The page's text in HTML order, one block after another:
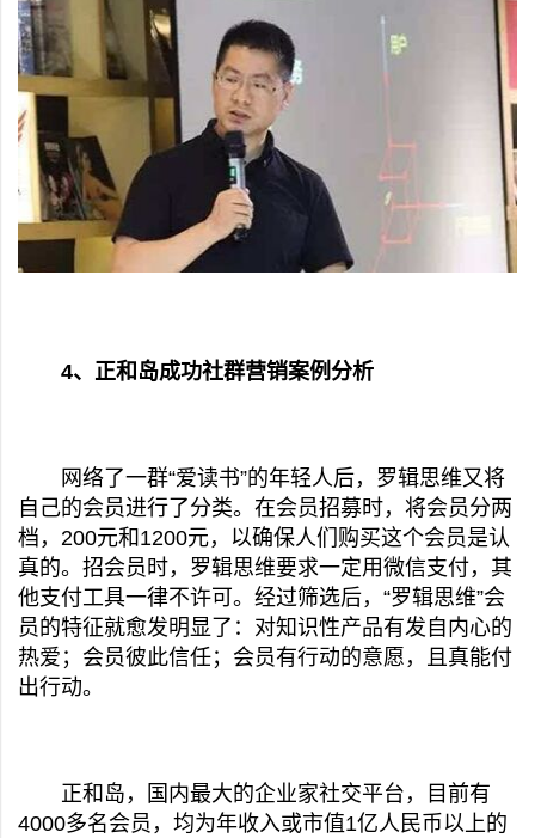
4、正和岛成功社群营销案例分析
网络了一群“爱读书”的年轻人后，罗辑思维又将
自己的会员进行了分类。在会员招募时，将会员分两
档，200元和1200元，以确保人们购买这个会员是认
真的。招会员时，罗辑思维要求一定用微信支付，其
他支付工具一律不许可。经过筛选后，“罗辑思维”会
员的特征就愈发明显了：对知识性产品有发自内心的
热爱；会员彼此信任；会员有行动的意愿，且真能付
出行动。
正和岛，国内最大的企业家社交平台，目前有
4000多名会员，均为年收入或市值1亿人民币以上的